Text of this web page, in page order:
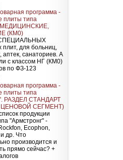
программа -
плиты типа
МЕДИЦИНСКИЕ,
(КМ0)
для больниц,
аптек, санаториев. А
с классом НГ (КМ0)
по ФЗ-123
программа -
плиты типа
РАЗДЕЛ СТАНДАРТ
СЕГМЕНТ)
продукции
"Армстронг" -
Ecophon,
др. Что
производится и
прямо сейчас? +